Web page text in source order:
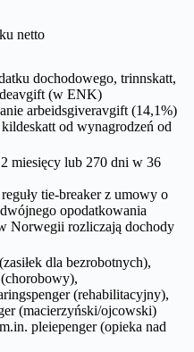
netto
dochodowego, trinnskatt,
(w ENK)
arbeidsgiveravgift (14,1%)
od wynagrodzeń od
miesięcy lub 270 dni w 36
tie-breaker z umowy o
opodatkowania
Norwegii rozliczają dochody
dla bezrobotnych),
(rehabilitacyjny),
(macierzyński/ojcowski)
pleiepenger (opieka nad